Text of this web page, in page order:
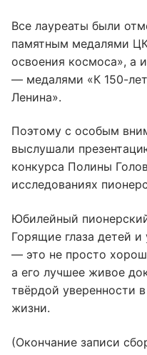
Все лауреаты были
памятным медалями
освоения космоса», а
— медалями «К 150-
Ленина».
Поэтому с особым
выслушали
конкурса Полины
исследованиях
Юбилейный
Горящие глаза детей
— это не просто
а его лучшее живое
твёрдой уверенности
жизни.
(Окончание записи